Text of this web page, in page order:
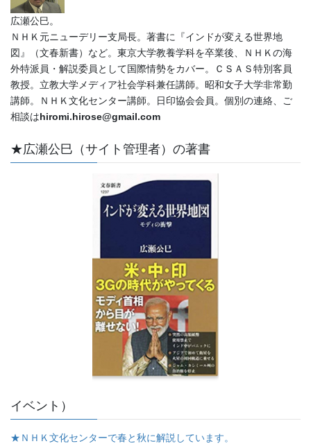
広瀬公巳。
ＮＨＫ元ニューデリー支局長。著書に『インドが変える世界地
図』（文春新書）など。東京大学教養学科を卒業後、ＮＨＫの海
外特派員・解説委員として国際情勢をカバー。ＣＳＡＳ特別客員
教授。立教大学メディア社会学科兼任講師。昭和女子大学非常勤
講師。ＮＨＫ文化センター講師。日印協会会員。個別の連絡、ご
相談はhiromi.hirose@gmail.com
★広瀬公巳（サイト管理者）の著書
イベント）
★ＮＨＫ文化センターで春と秋に解説しています。